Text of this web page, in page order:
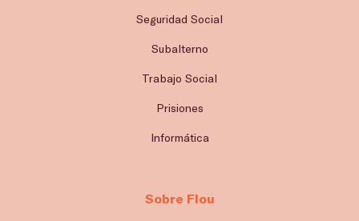
Seguridad Social
Subalterno
Trabajo Social
Prisiones
Informática
Sobre Flou